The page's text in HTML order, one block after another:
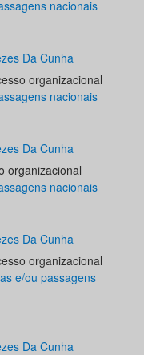
nacionais
Da Cunha
organizacional
nacionais
Da Cunha
organizacional
nacionais
Da Cunha
organizacional
e/ou passagens
Da Cunha